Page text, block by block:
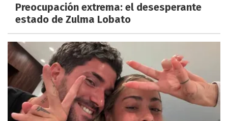
Preocupación extrema: el desesperante
estado de Zulma Lobato